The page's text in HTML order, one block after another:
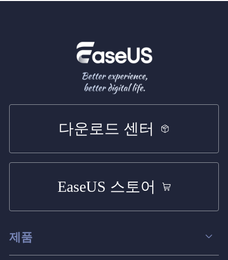
다운로드 센터
EaseUS 스토어
제품